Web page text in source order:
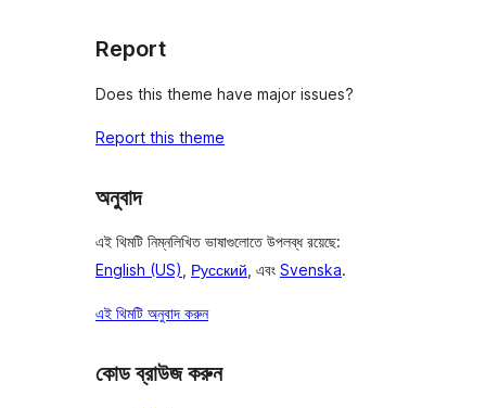
Report
Does this theme have major issues?
Report this theme
অনুবাদ
এই থিমটি নিম্নলিখিত ভাষাগুলোতে উপলব্ধ রয়েছে:
English (US), Русский, এবং Svenska.
এই থিমটি অনুবাদ করুন
কোড ব্রাউজ করুন